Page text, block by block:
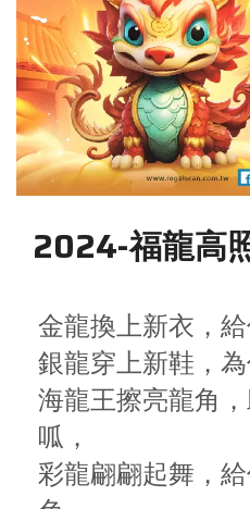
2024-福龍高
金龍換上新衣，
銀龍穿上新鞋，
海龍王擦亮龍角
呱，
彩龍翩翩起舞，